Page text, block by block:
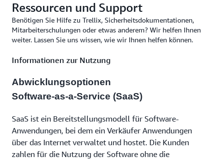
Ressourcen und Support
Benötigen Sie Hilfe zu Trellix, Sicherheitsdokumentationen,
Mitarbeiterschulungen oder etwas anderem? Wir helfen Ihnen
weiter. Lassen Sie uns wissen, wie wir Ihnen helfen können.
Informationen zur Nutzung
Abwicklungsoptionen
Software-as-a-Service (SaaS)
SaaS ist ein Bereitstellungsmodell für Software-
Anwendungen, bei dem ein Verkäufer Anwendungen
über das Internet verwaltet und hostet. Die Kunden
zahlen für die Nutzung der Software ohne die